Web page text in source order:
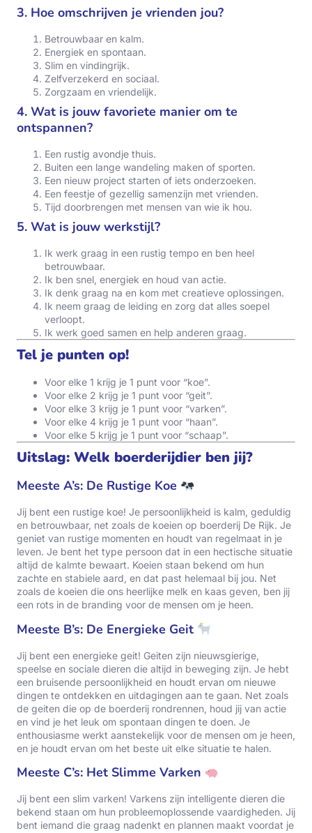
3. Hoe omschrijven je vrienden jou?
Betrouwbaar en kalm.
Energiek en spontaan.
Slim en vindingrijk.
Zelfverzekerd en sociaal.
Zorgzaam en vriendelijk.
4. Wat is jouw favoriete manier om te
ontspannen?
Een rustig avondje thuis.
Buiten een lange wandeling maken of sporten.
Een nieuw project starten of iets onderzoeken.
Een feestje of gezellig samenzijn met vrienden.
Tijd doorbrengen met mensen van wie ik hou.
5. Wat is jouw werkstijl?
Ik werk graag in een rustig tempo en ben heel
betrouwbaar.
Ik ben snel, energiek en houd van actie.
Ik denk graag na en kom met creatieve oplossingen.
Ik neem graag de leiding en zorg dat alles soepel
verloopt.
Ik werk goed samen en help anderen graag.
Tel je punten op!
Voor elke 1 krijg je 1 punt voor “koe”.
Voor elke 2 krijg je 1 punt voor “geit”.
Voor elke 3 krijg je 1 punt voor “varken”.
Voor elke 4 krijg je 1 punt voor “haan”.
Voor elke 5 krijg je 1 punt voor “schaap”.
Uitslag: Welk boerderijdier ben jij?
Meeste A’s: De Rustige Koe
Jij bent een rustige koe! Je persoonlijkheid is kalm, geduldig
en betrouwbaar, net zoals de koeien op boerderij De Rijk. Je
geniet van rustige momenten en houdt van regelmaat in je
leven. Je bent het type persoon dat in een hectische situatie
altijd de kalmte bewaart. Koeien staan bekend om hun
zachte en stabiele aard, en dat past helemaal bij jou. Net
zoals de koeien die ons heerlijke melk en kaas geven, ben jij
een rots in de branding voor de mensen om je heen.
Meeste B’s: De Energieke Geit
Jij bent een energieke geit! Geiten zijn nieuwsgierige,
speelse en sociale dieren die altijd in beweging zijn. Je hebt
een bruisende persoonlijkheid en houdt ervan om nieuwe
dingen te ontdekken en uitdagingen aan te gaan. Net zoals
de geiten die op de boerderij rondrennen, houd jij van actie
en vind je het leuk om spontaan dingen te doen. Je
enthousiasme werkt aanstekelijk voor de mensen om je heen,
en je houdt ervan om het beste uit elke situatie te halen.
Meeste C’s: Het Slimme Varken
Jij bent een slim varken! Varkens zijn intelligente dieren die
bekend staan om hun probleemoplossende vaardigheden. Jij
bent iemand die graag nadenkt en plannen maakt voordat je